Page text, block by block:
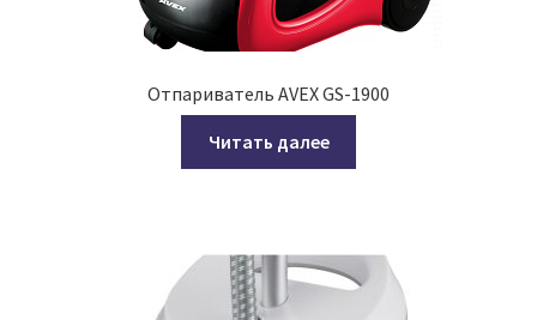
Отпариватель AVEX GS-1900
Читать далее